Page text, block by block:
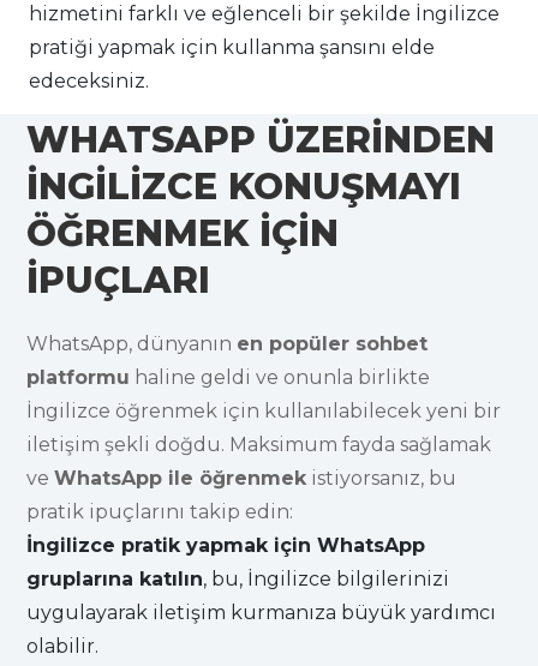
hizmetini farklı ve eğlenceli bir şekilde İngilizce
pratiği yapmak için kullanma şansını elde
edeceksiniz.
WHATSAPP ÜZERİNDEN
İNGİLİZCE KONUŞMAYI
ÖĞRENMEK İÇİN
İPUÇLARI
WhatsApp, dünyanın en popüler sohbet
platformu haline geldi ve onunla birlikte
İngilizce öğrenmek için kullanılabilecek yeni bir
iletişim şekli doğdu. Maksimum fayda sağlamak
veWhatsApp ile öğrenmek istiyorsanız, bu
pratik ipuçlarını takip edin:
İngilizce pratik yapmak için WhatsApp
gruplarına katılın, bu, İngilizce bilgilerinizi
uygulayarak iletişim kurmanıza büyük yardımcı
olabilir.